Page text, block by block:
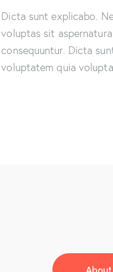
Dicta sunt explicabo.
voluptas sit
consequuntur. Dicta
voluptatem quia
About